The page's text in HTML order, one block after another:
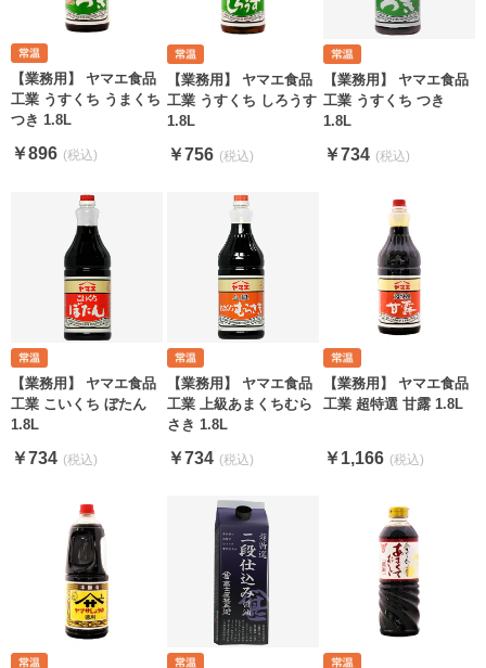
【業務用】 ヤマエ食品
工業 うすくち うまくち
つき 1.8L
￥896
【業務用】 ヤマエ食品
工業 うすくち しろうす
1.8L
￥756
【業務用】 ヤマエ食品
工業 うすくち つき
1.8L
￥734
【業務用】 ヤマエ食品
工業 こいくち ぼたん
1.8L
￥734
【業務用】 ヤマエ食品
工業 上級あまくちむら
さき 1.8L
￥734
【業務用】 ヤマエ食品
工業 超特選 甘露 1.8L
￥1,166